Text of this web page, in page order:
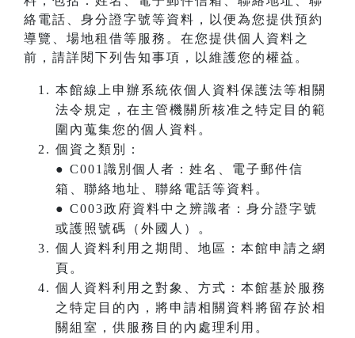
絡電話、身分證字號等資料，以便為您提供預約
導覽、場地租借等服務。在您提供個人資料之
前，請詳閱下列告知事項，以維護您的權益。
本館線上申辦系統依個人資料保護法等相關
法令規定，在主管機關所核准之特定目的範
圍內蒐集您的個人資料。
個資之類別：
● C001識別個人者：姓名、電子郵件信
箱、聯絡地址、聯絡電話等資料。
● C003政府資料中之辨識者：身分證字號
或護照號碼（外國人）。
個人資料利用之期間、地區：本館申請之網
頁。
個人資料利用之對象、方式：本館基於服務
之特定目的內，將申請相關資料將留存於相
關組室，供服務目的內處理利用。